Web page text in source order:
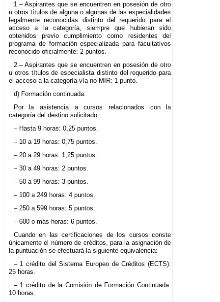
1.– Aspirantes que se encuentren en posesión de otro
u otros títulos de alguna o algunas de las especialidades
legalmente reconocidas distinto del requerido para el
acceso a la categoría, siempre que hubieran sido
obtenidos previo cumplimiento como residentes del
programa de formación especializada para facultativos
reconocido oficialmente: 2 puntos.
2.– Aspirantes que se encuentren en posesión de otro
u otros títulos de especialista distinto del requerido para
el acceso a la categoría vía no MIR: 1 punto.
d) Formación continuada:
Por la asistencia a cursos relacionados con la
categoría del destino solicitado:
– Hasta 9 horas: 0,25 puntos.
– 10 a 19 horas: 0,75 puntos.
– 20 a 29 horas: 1,25 puntos.
– 30 a 49 horas: 2 puntos.
– 50 a 99 horas: 3 puntos.
– 100 a 249 horas: 4 puntos.
– 250 a 599 horas: 5 puntos.
– 600 o más horas: 6 puntos.
Cuando en las certificaciones de los cursos conste
únicamente el número de créditos, para la asignación de
la puntuación se efectuará la siguiente equivalencia:
– 1 crédito del Sistema Europeo de Créditos (ECTS):
25 horas.
– 1 crédito de la Comisión de Formación Continuada:
10 horas.